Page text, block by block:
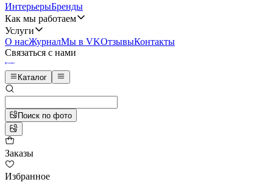
ИнтерьерыБренды
Как мы работаем
Услуги
О насЖурналМы в VKОтзывыКонтакты
Связаться с нами
Каталог
Поиск по фото
Заказы
Избранное